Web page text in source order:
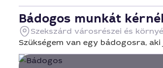
Bádogos munkát
Szekszárd városrészei és
Szükségem van egy bádogosra,